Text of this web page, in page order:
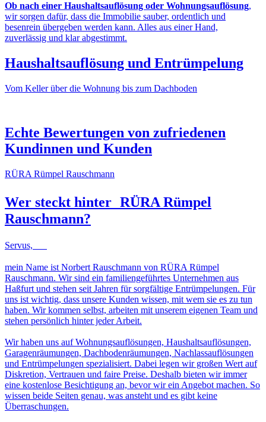
Ob nach einer Haushaltsauflösung oder Wohnungsauflösung,
wir sorgen dafür, dass die Immobilie sauber, ordentlich und
besenrein übergeben werden kann. Alles aus einer Hand,
zuverlässig und klar abgestimmt.
Haushaltsauflösung und Entrümpelung
Vom Keller über die Wohnung bis zum Dachboden
NACHHER
Echte Bewertungen von zufriedenen
Kundinnen und Kunden
RÜRA Rümpel Rauschmann
Wer steckt hinter RÜRA Rümpel
Rauschmann?
Servus,
mein Name ist Norbert Rauschmann von RÜRA Rümpel
Rauschmann. Wir sind ein familiengeführtes Unternehmen aus
Haßfurt und stehen seit Jahren für sorgfältige Entrümpelungen. Für
uns ist wichtig, dass unsere Kunden wissen, mit wem sie es zu tun
haben. Wir kommen selbst, arbeiten mit unserem eigenen Team und
stehen persönlich hinter jeder Arbeit.
Wir haben uns auf Wohnungsauflösungen, Haushaltsauflösungen,
Garagenräumungen, Dachbodenräumungen, Nachlassauflösungen
und Entrümpelungen spezialisiert. Dabei legen wir großen Wert auf
Diskretion, Vertrauen und faire Preise. Deshalb bieten wir immer
eine kostenlose Besichtigung an, bevor wir ein Angebot machen. So
wissen beide Seiten genau, was ansteht und es gibt keine
Überraschungen.